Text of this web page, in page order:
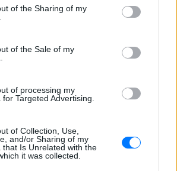
of the Sharing of my
of the Sale of my
of processing my
Targeted Advertising.
of Collection, Use,
and/or Sharing of my
that Is Unrelated with the
it was collected.
ΚΑΤΗΓΟΡΙΑ
αποκαλυπτικό μαύρο look
θύμισε τη Σίντι Κρόφορντ
Η 24χρονη πρωτοστάτησε σε εκδήλωση
για τη σειρά «The Shards» στο Λος
Ιωάννα Τούνη: Αδημοσίευτη
φωτογραφία από Ίμπιζα με τον
Δημήτρη Σπυριδωνίδη